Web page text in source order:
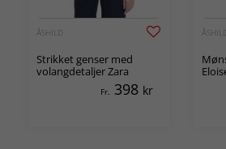
ÅSHILD
Strikket genser med
volangdetaljer Zara
Fr. 398 kr